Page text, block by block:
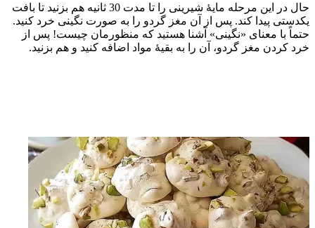
حال در این مرحله مایۀ شیرینی را تا مدت 30 ثانیه هم بزنید تا بافت
یکدستی پیدا کند. پس از آن مغز گردو را به صورت نگینی خرد کنید.
حتماً با معنای «نگینی» آشنا هستید که منظورمان چیست! پس از
خرد کردن مغز گردو، آن را به بقیۀ مواد اضافه کنید و هم بزنید.